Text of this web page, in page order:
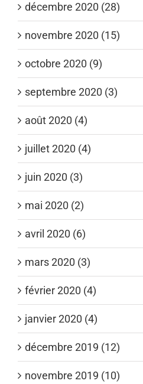
décembre 2020 (28)
novembre 2020 (15)
octobre 2020 (9)
septembre 2020 (3)
août 2020 (4)
juillet 2020 (4)
juin 2020 (3)
mai 2020 (2)
avril 2020 (6)
mars 2020 (3)
février 2020 (4)
janvier 2020 (4)
décembre 2019 (12)
novembre 2019 (10)